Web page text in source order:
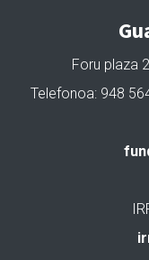
Foru plaza
Telefonoa: 948